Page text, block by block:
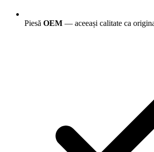
Piesă OEM — aceeași calitate ca